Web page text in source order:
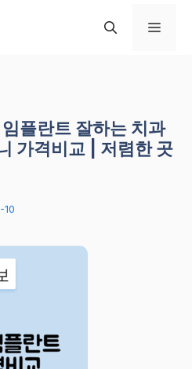
메
플란트 잘하는 치과
가격비교 | 저렴한 곳